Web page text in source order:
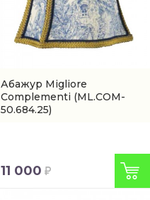
Абажур Migliore
Complementi (ML.COM-
50.684.25)
11 000